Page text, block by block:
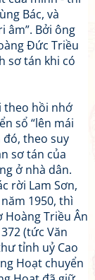
Bác, và
âm”. Bởi ông
Đức Triều
sơ tán khi có
theo hồi nhớ
sổ “lên mái
theo suy
sơ tán của
ở nhà dân.
rời Lam Sơn,
1950, thì
Triều Ân
(tức Văn
tỉnh uỷ Cao
Hoạt chuyển